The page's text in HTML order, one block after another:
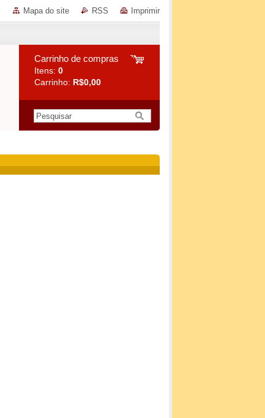
Mapa do site RSS Imprimir
Carrinho de compras
Itens: 0
Carrinho: R$0,00